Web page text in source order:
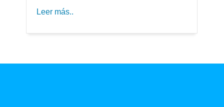
Leer más..